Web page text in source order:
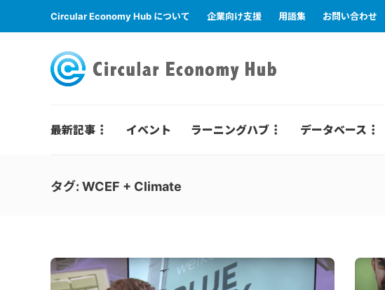
Circular Economy Hub について 企業向け支援 用語集 お問い合わせ
最新記事 イベント ラーニングハブ データベース
タグ: WCEF + Climate